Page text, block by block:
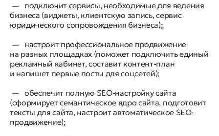
подключит сервисы, необходимые для ведения
бизнеса (виджеты, клиентскую запись, сервис
юридического сопровождения бизнеса);
настроит профессиональное продвижение
на разных площадках (поможет подключить единый
рекламный кабинет, составит контент-план
и напишет первые посты для соцсетей);
обеспечит полную SEO-настройку сайта
(сформирует семантическое ядро сайта, подготовит
тексты для сайта, настроит автоматическое SEO-
продвижение);